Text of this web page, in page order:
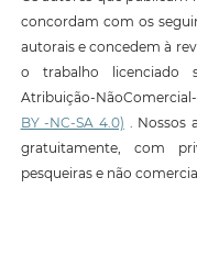
concordam com os
autorais e concedem à
o trabalho licenciado
Atribuição-
BY -NC-SA 4.0) . Nossos
gratuitamente, com
pesqueiras e não